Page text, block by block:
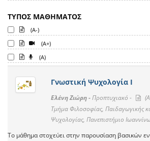
ΤΥΠΟΣ ΜΑΘΗΜΑΤΟΣ
(A-)
(A+)
(A)
Γνωστική Ψυχολογία Ι
Ελένη Ζιώρη -Προπτυχιακό -
Τμήμα Φιλοσοφίας, Παιδαγωγικής
Ψυχολογίας, Πανεπιστήμιο
Το μάθημα στοχεύει στην παρουσίαση βασικών